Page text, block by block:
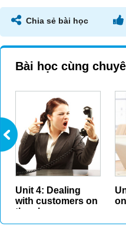
Chia sẻ bài học
Bài học cùng
Unit 4: Dealing
with customers on
the ph...